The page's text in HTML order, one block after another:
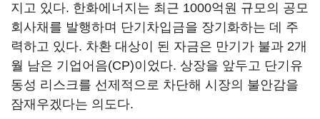
지고 있다. 한화에너지는 최근 1000억원 규모의 공모
회사채를 발행하며 단기차입금을 장기화하는 데 주
력하고 있다. 차환 대상이 된 자금은 만기가 불과 2개
월 남은 기업어음(CP)이었다. 상장을 앞두고 단기유
동성 리스크를 선제적으로 차단해 시장의 불안감을
잠재우겠다는 의도다.